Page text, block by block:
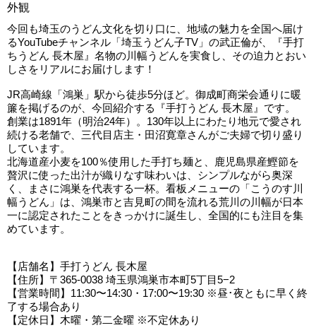
外観
今回も埼玉のうどん文化を切り口に、地域の魅力を全国へ届け
るYouTubeチャンネル「埼玉うどん子TV」の武正倫が、『手打
ちうどん 長木屋』名物の川幅うどんを実食し、その迫力とおい
しさをリアルにお届けします！
JR高崎線「鴻巣」駅から徒歩5分ほど。御成町商栄会通りに暖
簾を掲げるのが、今回紹介する『手打うどん 長木屋』です。
創業は1891年（明治24年）。130年以上にわたり地元で愛され
続ける老舗で、三代目店主・田沼寛章さんがご夫婦で切り盛り
しています。
北海道産小麦を100％使用した手打ち麺と、鹿児島県産鰹節を
贅沢に使った出汁が織りなす味わいは、シンプルながら奥深
く、まさに鴻巣を代表する一杯。看板メニューの「こうのす川
幅うどん」は、鴻巣市と吉見町の間を流れる荒川の川幅が日本
一に認定されたことをきっかけに誕生し、全国的にも注目を集
めています。
【店舗名】手打うどん 長木屋
【住所】〒365-0038 埼玉県鴻巣市本町5丁目5−2
【営業時間】11:30〜14:30・17:00〜19:30 ※昼･夜ともに早く終
了する場合あり
【定休日】木曜・第二金曜 ※不定休あり